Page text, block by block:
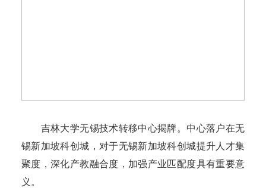
吉林大学无锡技术转移中心揭牌。中心落户在无
锡新加坡科创城，对于无锡新加坡科创城提升人才集
聚度，深化产教融合度，加强产业匹配度具有重要意
义。